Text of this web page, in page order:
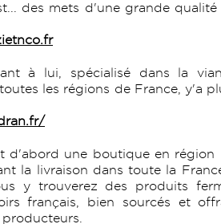
des mets d'une grande
à lui, spécialisé dans la
les régions de France, y'a
d'abord une boutique en région
la livraison dans toute la
y trouverez des produits
français, bien sourcés et